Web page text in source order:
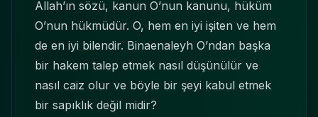
Allah’ın sözü, kanun O’nun kanunu, hüküm
O’nun hükmüdür. O, hem en iyi işiten ve hem
de en iyi bilendir. Binaenaleyh O’ndan başka
bir hakem talep etmek nasıl düşünülür ve
nasıl caiz olur ve böyle bir şeyi kabul etmek
bir sapıklık değil midir?